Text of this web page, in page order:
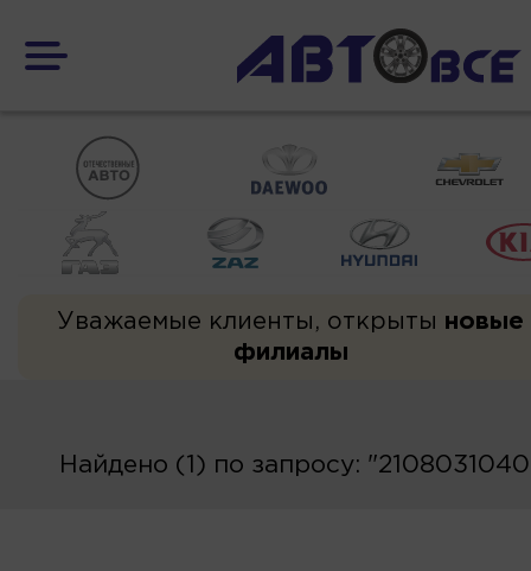
Уважаемые клиенты, открыты новые
филиалы
Найдено (1) по запросу: